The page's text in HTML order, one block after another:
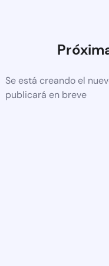
Se está creando el
publicará en breve